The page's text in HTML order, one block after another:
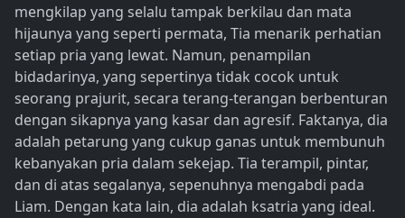
mengkilap yang selalu tampak berkilau dan mata
hijaunya yang seperti permata, Tia menarik perhatian
setiap pria yang lewat. Namun, penampilan
bidadarinya, yang sepertinya tidak cocok untuk
seorang prajurit, secara terang-terangan berbenturan
dengan sikapnya yang kasar dan agresif. Faktanya, dia
adalah petarung yang cukup ganas untuk membunuh
kebanyakan pria dalam sekejap. Tia terampil, pintar,
dan di atas segalanya, sepenuhnya mengabdi pada
Liam. Dengan kata lain, dia adalah ksatria yang ideal.